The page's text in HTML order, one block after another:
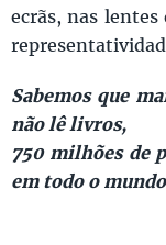
ecrãs, nas
Sabemos que
não lê livros,
750 milhões de
em todo o